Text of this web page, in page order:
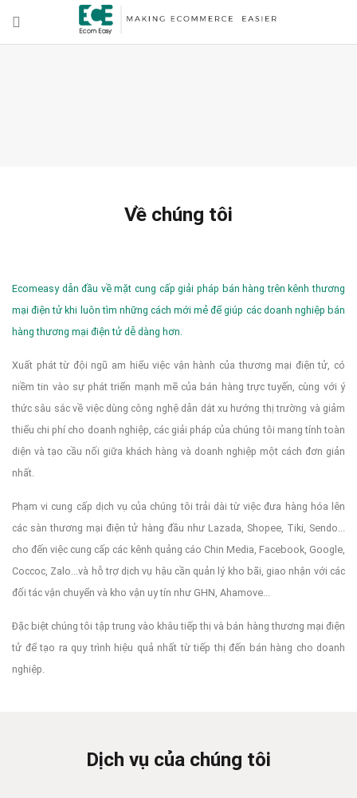
Về chúng tôi
Ecomeasy dẫn đầu về mặt cung cấp giải pháp bán hàng trên kênh thương
mại điện tử khi luôn tìm những cách mới mẻ để giúp các doanh nghiệp bán
hàng thương mại điện tử dễ dàng hơn.
Xuất phát từ đội ngũ am hiểu việc vận hành của thương mại điện tử, có
niềm tin vào sự phát triển mạnh mẽ của bán hàng trực tuyến, cùng với ý
thức sâu sắc về việc dùng công nghệ dẫn dắt xu hướng thị trường và giảm
thiểu chi phí cho doanh nghiệp, các giải pháp của chúng tôi mang tính toàn
diện và tạo cầu nối giữa khách hàng và doanh nghiệp một cách đơn giản
nhất.
Phạm vi cung cấp dịch vụ của chúng tôi trải dài từ việc đưa hàng hóa lên
các sàn thương mại điện tử hàng đầu như Lazada, Shopee, Tiki, Sendo...
cho đến việc cung cấp các kênh quảng cáo Chin Media, Facebook, Google,
Coccoc, Zalo...và hỗ trợ dịch vụ hậu cần quản lý kho bãi, giao nhận với các
đối tác vận chuyển và kho vận uy tín như GHN, Ahamove...
Đặc biệt chúng tôi tập trung vào khâu tiếp thị và bán hàng thương mại điện
tử để tạo ra quy trình hiệu quả nhất từ tiếp thị đến bán hàng cho doanh
nghiệp.
Dịch vụ của chúng tôi